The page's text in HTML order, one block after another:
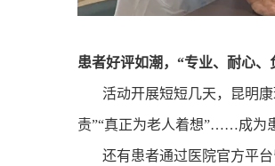
患者好评如潮，“专业、耐心、
活动开展短短几天，昆明
责”“真正为老人着想”……成为
还有患者通过医院官方平